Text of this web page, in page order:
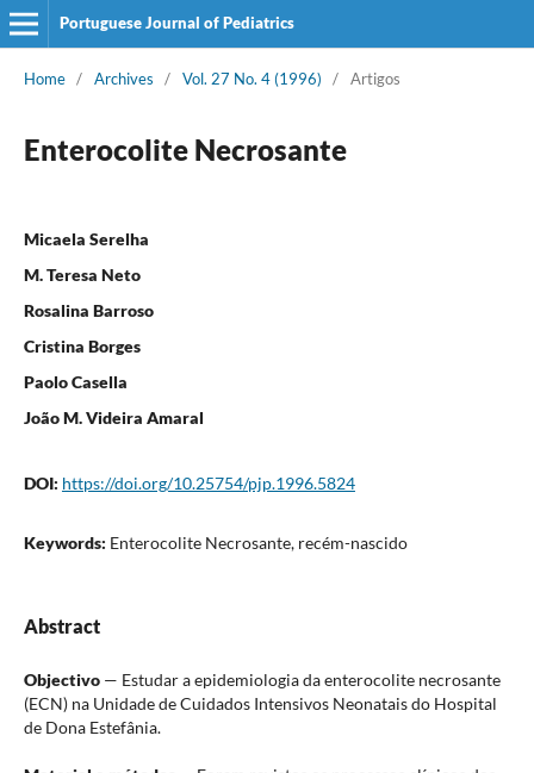
Portuguese Journal of Pediatrics
Home / Archives / Vol. 27 No. 4 (1996) / Artigos
Enterocolite Necrosante
Micaela Serelha
M. Teresa Neto
Rosalina Barroso
Cristina Borges
Paolo Casella
João M. Videira Amaral
DOI: https://doi.org/10.25754/pjp.1996.5824
Keywords: Enterocolite Necrosante, recém-nascido
Abstract
Objectivo— Estudar a epidemiologia da enterocolite necrosante
(ECN) na Unidade de Cuidados Intensivos Neonatais do Hospital
de Dona Estefânia.